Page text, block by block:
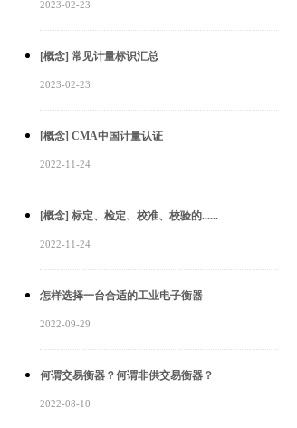
2023-02-23
[概念] 常见计量标识汇总
2023-02-23
[概念] CMA中国计量认证
2022-11-24
[概念] 标定、检定、校准、校验的......
2022-11-24
怎样选择一台合适的工业电子衡器
2022-09-29
何谓交易衡器？何谓非供交易衡器？
2022-08-10